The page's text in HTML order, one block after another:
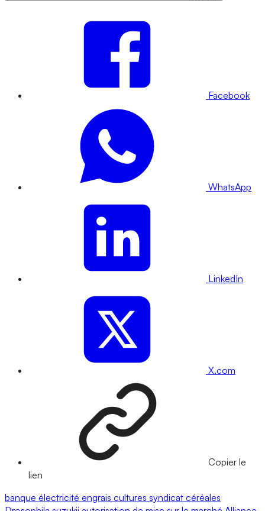
Facebook
WhatsApp
LinkedIn
X.com
Copier le
lien
banque électricité engrais cultures syndicat céréales